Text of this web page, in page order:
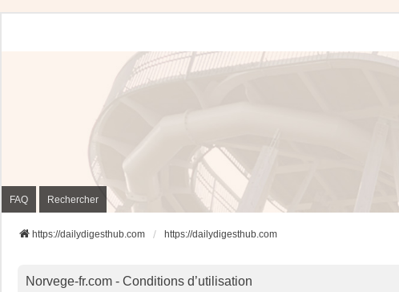
FAQ Rechercher
https://dailydigesthub.com https://dailydigesthub.com
Norvege-fr.com - Conditions d’utilisation